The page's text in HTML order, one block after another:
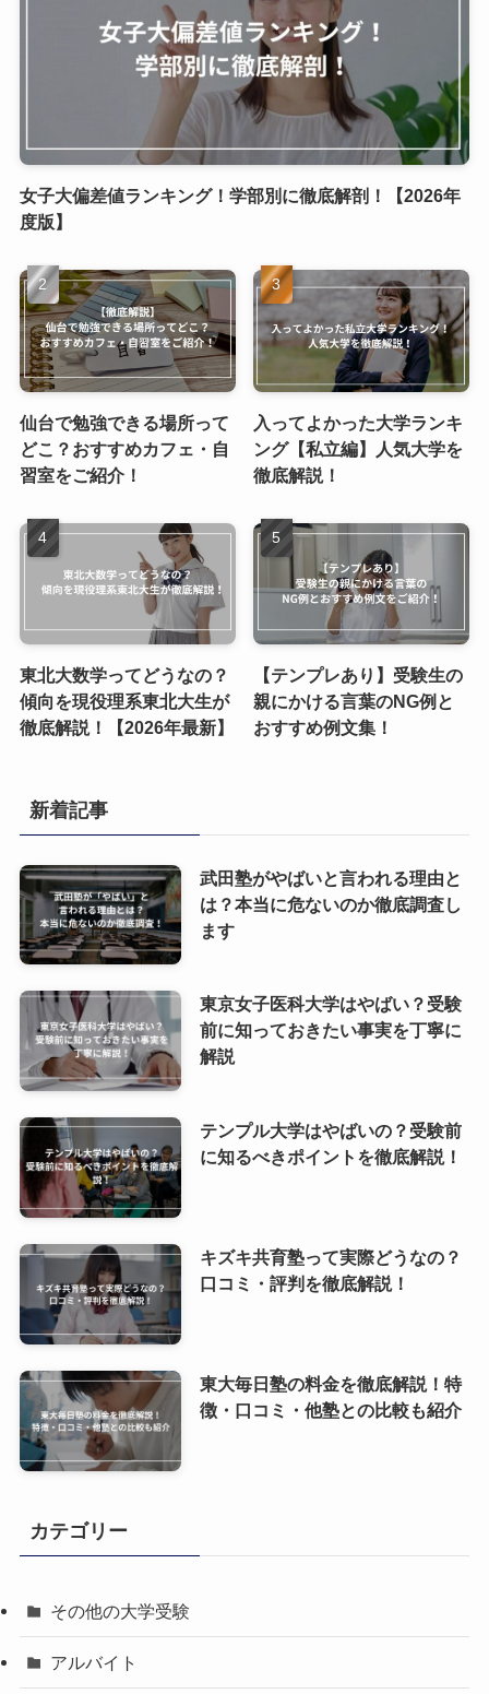
女子大偏差値ランキング！学部別に徹底解剖！【2026年
度版】
仙台で勉強できる場所って
どこ？おすすめカフェ・自
習室をご紹介！
入ってよかった大学ランキ
ング【私立編】人気大学を
徹底解説！
東北大数学ってどうなの？
傾向を現役理系東北大生が
徹底解説！【2026年最新】
【テンプレあり】受験生の
親にかける言葉のNG例と
おすすめ例文集！
新着記事
武田塾がやばいと言われる理由と
は？本当に危ないのか徹底調査し
ます
東京女子医科大学はやばい？受験
前に知っておきたい事実を丁寧に
解説
テンプル大学はやばいの？受験前
に知るべきポイントを徹底解説！
キズキ共育塾って実際どうなの？
口コミ・評判を徹底解説！
東大毎日塾の料金を徹底解説！特
徴・口コミ・他塾との比較も紹介
カテゴリー
その他の大学受験
アルバイト